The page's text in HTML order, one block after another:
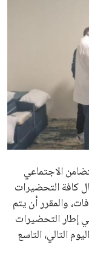
الاجتماعي
كافة التحضيرات
والمقرر أن يتم
في إطار التحضيرات
التالي، التاسع